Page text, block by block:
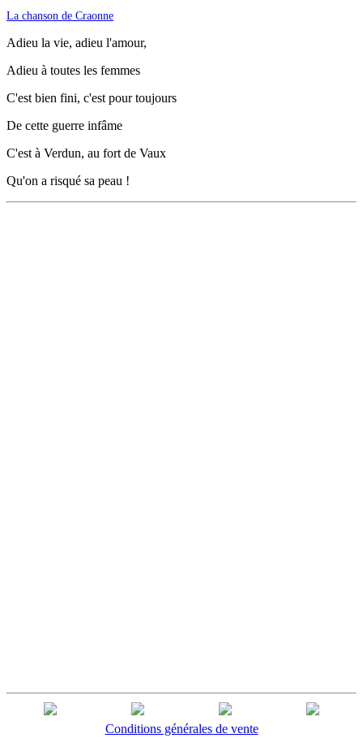
La chanson de Craonne
Adieu la vie, adieu l'amour,
Adieu à toutes les femmes
C'est bien fini, c'est pour toujours
De cette guerre infâme
C'est à Verdun, au fort de Vaux
Qu'on a risqué sa peau !
Conditions générales de vente